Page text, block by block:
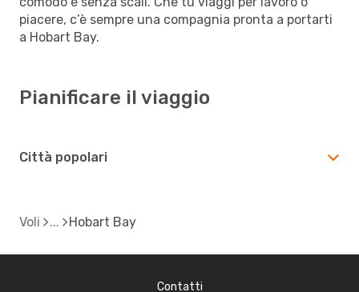
piacere, c’è sempre una compagnia pronta a portarti
a Hobart Bay.
Pianificare il viaggio
Città popolari
Voli Hobart Bay
Contatti